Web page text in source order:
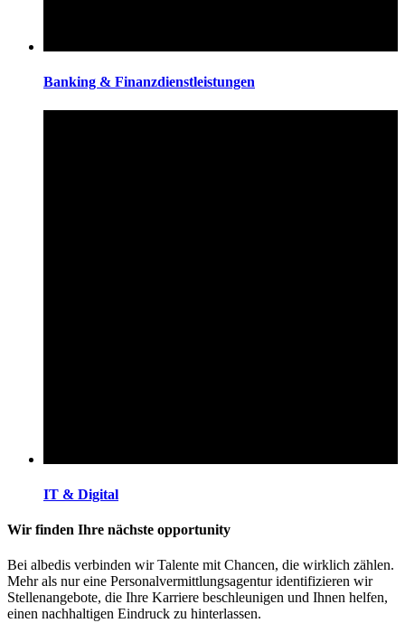
Banking & Finanzdienstleistungen
IT & Digital
Wir finden Ihre nächste opportunity
Bei albedis verbinden wir Talente mit Chancen, die wirklich zählen.
Mehr als nur eine Personalvermittlungsagentur identifizieren wir
Stellenangebote, die Ihre Karriere beschleunigen und Ihnen helfen,
einen nachhaltigen Eindruck zu hinterlassen.